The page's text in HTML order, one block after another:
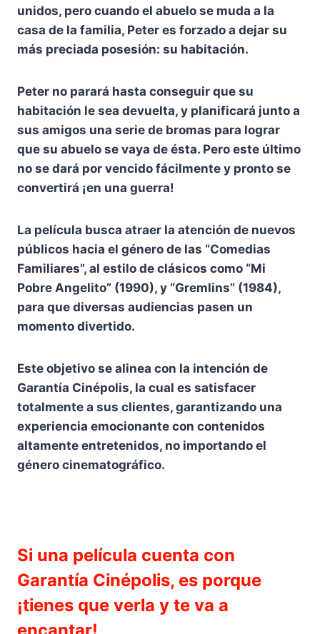
unidos, pero cuando el abuelo se muda a la
casa de la familia, Peter es forzado a dejar su
más preciada posesión: su habitación.
Peter no parará hasta conseguir que su
habitación le sea devuelta, y planificará junto a
sus amigos una serie de bromas para lograr
que su abuelo se vaya de ésta. Pero este último
no se dará por vencido fácilmente y pronto se
convertirá ¡en una guerra!
La película busca atraer la atención de nuevos
públicos hacia el género de las “Comedias
Familiares”, al estilo de clásicos como “Mi
Pobre Angelito” (1990), y “Gremlins” (1984),
para que diversas audiencias pasen un
momento divertido.
Este objetivo se alinea con la intención de
Garantía Cinépolis, la cual es satisfacer
totalmente a sus clientes, garantizando una
experiencia emocionante con contenidos
altamente entretenidos, no importando el
género cinematográfico.
Si una película cuenta con
Garantía Cinépolis, es porque
¡tienes que verla y te va a